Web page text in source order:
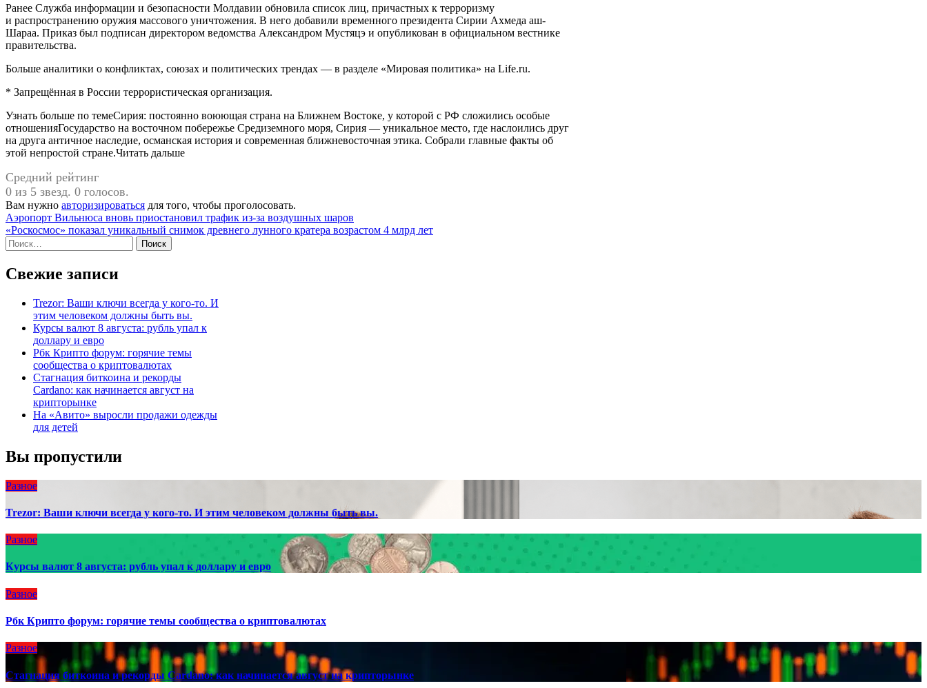
Ранее Служба информации и безопасности Молдавии обновила список лиц, причастных к терроризму
и распространению оружия массового уничтожения. В него добавили временного президента Сирии Ахмеда аш-
Шараа. Приказ был подписан директором ведомства Александром Мустяцэ и опубликован в официальном вестнике
правительства.
Больше аналитики о конфликтах, союзах и политических трендах — в разделе «Мировая политика» на Life.ru.
* Запрещённая в России террористическая организация.
Узнать больше по темеСирия: постоянно воюющая страна на Ближнем Востоке, у которой с РФ сложились особые
отношенияГосударство на восточном побережье Средиземного моря, Сирия — уникальное место, где наслоились друг
на друга античное наследие, османская история и современная ближневосточная этика. Собрали главные факты об
этой непростой стране.Читать дальше
Средний рейтинг
0 из 5 звезд. 0 голосов.
Вам нужно авторизироваться для того, чтобы проголосовать.
Навигация
по
записям
Аэропорт Вильнюса вновь приостановил трафик из-за воздушных шаров
«Роскосмос» показал уникальный снимок древнего лунного кратера возрастом 4 млрд лет
Найти:
Свежие записи
Trezor: Ваши ключи всегда у кого-то. И
этим человеком должны быть вы.
Курсы валют 8 августа: рубль упал к
доллару и евро
Рбк Крипто форум: горячие темы
сообщества о криптовалютах
Стагнация биткоина и рекорды
Cardano: как начинается август на
крипторынке
На «Авито» выросли продажи одежды
для детей
Вы пропустили
Разное
Trezor: Ваши ключи всегда у кого-то. И этим человеком должны быть вы.
Разное
Курсы валют 8 августа: рубль упал к доллару и евро
Разное
Рбк Крипто форум: горячие темы сообщества о криптовалютах
Разное
Стагнация биткоина и рекорды Cardano: как начинается август на крипторынке